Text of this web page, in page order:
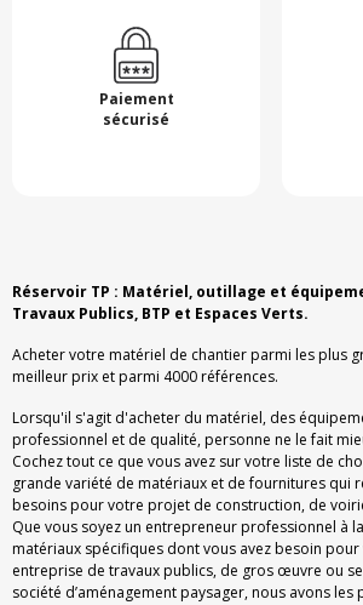
Paiement
sécurisé
Réservoir TP : Matériel, outillage et
Travaux Publics, BTP et Espaces Verts.
Acheter votre matériel de chantier parmi les plus
meilleur prix et parmi 4000 références.
Lorsqu'il s'agit d'acheter du matériel, des
professionnel et de qualité, personne ne le fait
Cochez tout ce que vous avez sur votre liste de
grande variété de matériaux et de fournitures qui
besoins pour votre projet de construction, de
Que vous soyez un entrepreneur professionnel à
matériaux spécifiques dont vous avez besoin
entreprise de travaux publics, de gros œuvre ou
société d’aménagement paysager, nous avons les